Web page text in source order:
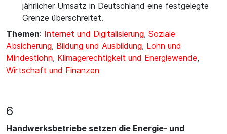
jährlicher Umsatz in Deutschland eine festgelegte
Grenze überschreitet.
Themen: Internet und Digitalisierung, Soziale
Absicherung, Bildung und Ausbildung, Lohn und
Mindestlohn, Klimagerechtigkeit und Energiewende,
Wirtschaft und Finanzen
6
Handwerksbetriebe setzen die Energie- und